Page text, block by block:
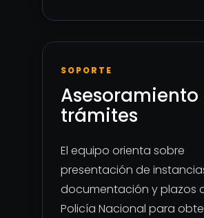
SOPORTE
Asesoramiento
trámites
El equipo orienta sobre
presentación de
documentación y plazos
Policía Nacional para